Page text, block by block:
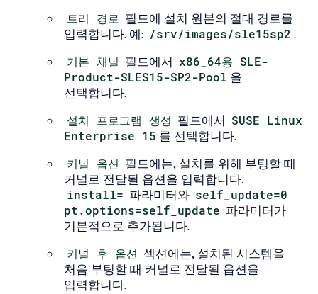
트리 경로 필드에 설치 원본의 절대 경로를
입력합니다. 예: /srv/images/sle15sp2 .
기본 채널 필드에서 x86_64용 SLE-
Product-SLES15-SP2-Pool 을
선택합니다.
설치 프로그램 생성 필드에서 SUSE Linux
Enterprise 15 를 선택합니다.
커널 옵션 필드에는, 설치를 위해 부팅할 때
커널로 전달될 옵션을 입력합니다.
install= 파라미터와 self_update=0
pt.options=self_update 파라미터가
기본적으로 추가됩니다.
커널 후 옵션 섹션에는, 설치된 시스템을
처음 부팅할 때 커널로 전달될 옵션을
입력합니다.